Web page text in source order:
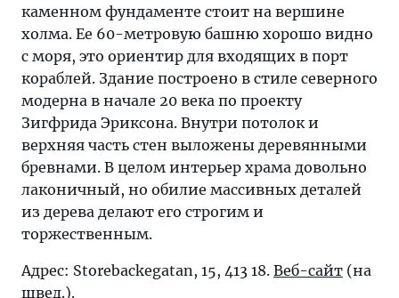
каменном фундаменте стоит на вершине
холма. Ее 60-метровую башню хорошо видно
с моря, это ориентир для входящих в порт
кораблей. Здание построено в стиле северного
модерна в начале 20 века по проекту
Зигфрида Эриксона. Внутри потолок и
верхняя часть стен выложены деревянными
бревнами. В целом интерьер храма довольно
лаконичный, но обилие массивных деталей
из дерева делают его строгим и
торжественным.
Адрес: Storebackegatan, 15, 413 18. Веб-сайт (на
швед.).